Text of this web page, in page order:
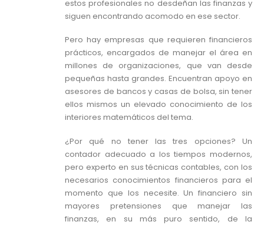
estos profesionales no desdeñan las finanzas y
siguen encontrando acomodo en ese sector.
Pero hay empresas que requieren financieros
prácticos, encargados de manejar el área en
millones de organizaciones, que van desde
pequeñas hasta grandes. Encuentran apoyo en
asesores de bancos y casas de bolsa, sin tener
ellos mismos un elevado conocimiento de los
interiores matemáticos del tema.
¿Por qué no tener las tres opciones? Un
contador adecuado a los tiempos modernos,
pero experto en sus técnicas contables, con los
necesarios conocimientos financieros para el
momento que los necesite. Un financiero sin
mayores pretensiones que manejar las
finanzas, en su más puro sentido, de la